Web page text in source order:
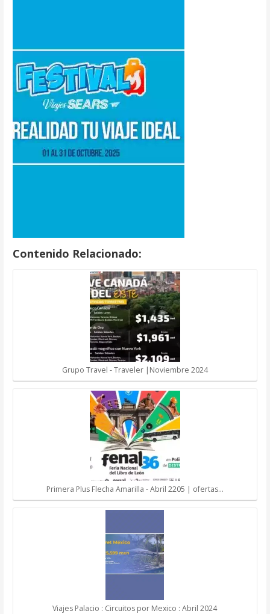
Contenido Relacionado:
Grupo Travel - Traveler |Noviembre 2024
Primera Plus Flecha Amarilla - Abril 2205 | ofertas…
Viajes Palacio : Circuitos por Mexico : Abril 2024